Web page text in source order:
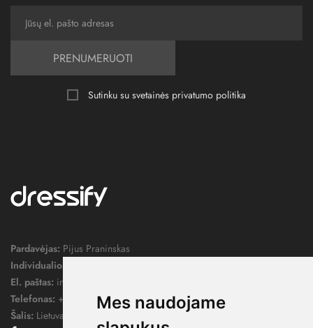
Mes naudojame
PRENUMERUOTI
Sutinku su svetainės privatumo politika
Pardavėjas: Pijus Praninskas
Individualios veiklos pažymos nr.:
El. paštas: info@dressify.lt
Telefonas: +370 676 78578
Šalis: Lietuva